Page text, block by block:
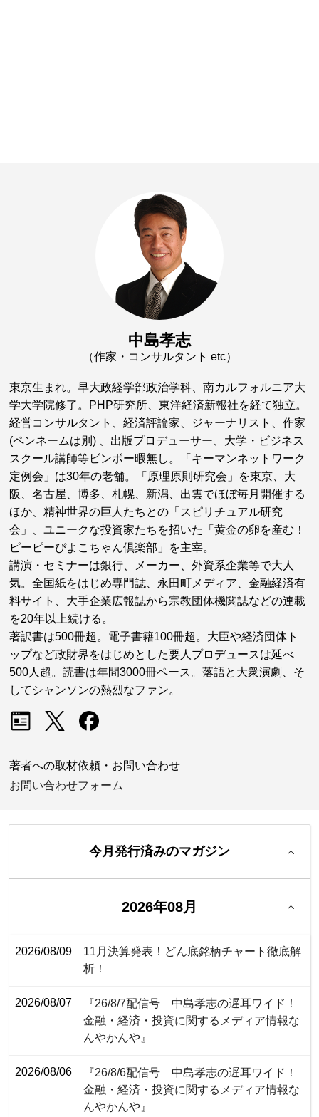
中島孝志
（作家・コンサルタント etc）
東京生まれ。早大政経学部政治学科、南カルフォルニア大
学大学院修了。PHP研究所、東洋経済新報社を経て独立。
経営コンサルタント、経済評論家、ジャーナリスト、作家
(ペンネームは別) 、出版プロデューサー、大学・ビジネス
スクール講師等ビンボー暇無し。「キーマンネットワーク
定例会」は30年の老舗。「原理原則研究会」を東京、大
阪、名古屋、博多、札幌、新潟、出雲でほぼ毎月開催する
ほか、精神世界の巨人たちとの「スピリチュアル研究
会」、ユニークな投資家たちを招いた「黄金の卵を産む！
ピーピーぴよこちゃん倶楽部」を主宰。
講演・セミナーは銀行、メーカー、外資系企業等で大人
気。全国紙をはじめ専門誌、永田町メディア、金融経済有
料サイト、大手企業広報誌から宗教団体機関誌などの連載
を20年以上続ける。
著訳書は500冊超。電子書籍100冊超。大臣や経済団体ト
ップなど政財界をはじめとした要人プロデュースは延べ
500人超。読書は年間3000冊ペース。落語と大衆演劇、そ
してシャンソンの熱烈なファン。
著者への取材依頼・お問い合わせ
お問い合わせフォーム
今月発行済みのマガジン
2026年08月
2026/08/09
11月決算発表！どん底銘柄チャート徹底解
析！
2026/08/07
『26/8/7配信号 中島孝志の遅耳ワイド！
金融・経済・投資に関するメディア情報な
んやかんや』
2026/08/06
『26/8/6配信号 中島孝志の遅耳ワイド！
金融・経済・投資に関するメディア情報な
んやかんや』